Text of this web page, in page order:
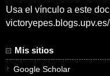
Usa el vínculo a este
victoryepes.blogs.upv.es/
Mis sitios
Google Scholar